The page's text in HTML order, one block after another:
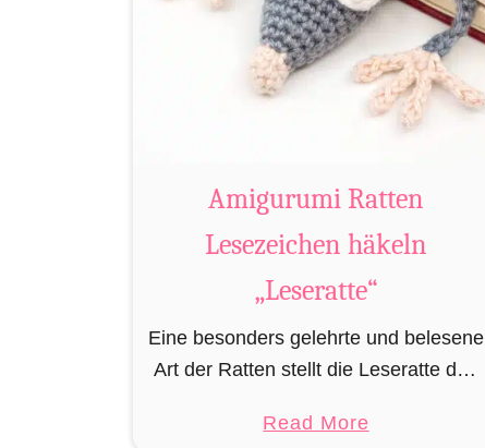
Amigurumi Ratten
Lesezeichen häkeln
„Leseratte“
Eine besonders gelehrte und belesene
Art der Ratten stellt die Leseratte dar.
und/oder privaten Bücherregalen
Read Morea